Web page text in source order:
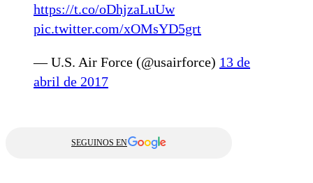
https://t.co/oDhjzaLuUw
pic.twitter.com/xOMsYD5grt
— U.S. Air Force (@usairforce) 13 de
abril de 2017
SEGUINOS EN